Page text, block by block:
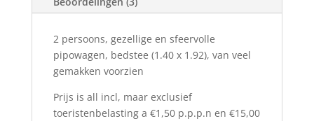
2 persoons, gezellige en sfeervolle
pipowagen, bedstee (1.40 x 1.92), van veel
gemakken voorzien
Prijs is all incl, maar exclusief
toeristenbelasting a €1,50 p.p.p.n en €15,00